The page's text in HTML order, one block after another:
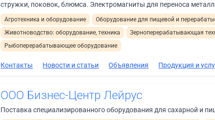
стружки, поковок, блюмса. Электромагниты для переноса
Агротехника и оборудование
Оборудование для пищевой и
Животноводство: оборудование, техника
Зерноперерабатывающая
Рыбоперерабатывающее оборудование
Контакты Новости и статьи Объявления Продукция и
ООО Бизнес-Центр Лейрус
Поставка специализированного оборудования для сахарной и